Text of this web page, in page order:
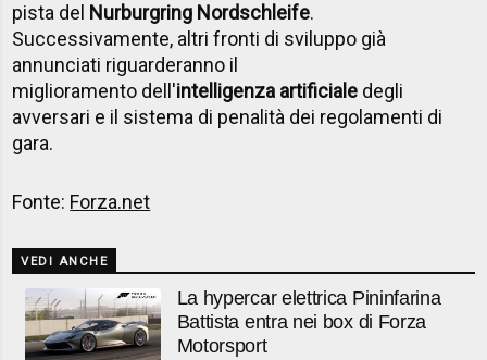
pista del Nurburgring Nordschleife.
Successivamente, altri fronti di sviluppo già
annunciati riguarderanno il
miglioramento dell'intelligenza artificiale degli
avversari e il sistema di penalità dei regolamenti di
gara.
Fonte: Forza.net
VEDI ANCHE
La hypercar elettrica Pininfarina
Battista entra nei box di Forza
Motorsport